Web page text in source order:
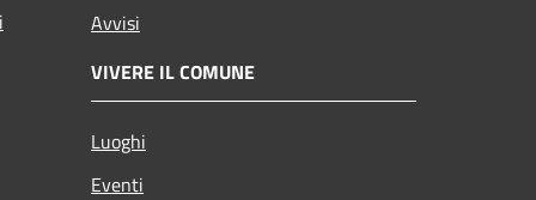
Avvisi
VIVERE IL COMUNE
Luoghi
Eventi